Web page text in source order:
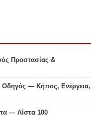
Προστασίας &
Οδηγός — Κήπος, Ενέργεια,
— Λίστα 100